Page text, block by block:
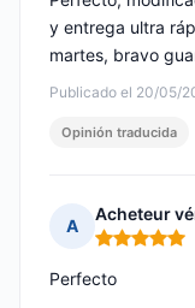
Publicado el 20/05/
y entrega ultra
martes, bravo
Opinión traducida
A
Acheteur
Nota: 5 de 5
Perfecto